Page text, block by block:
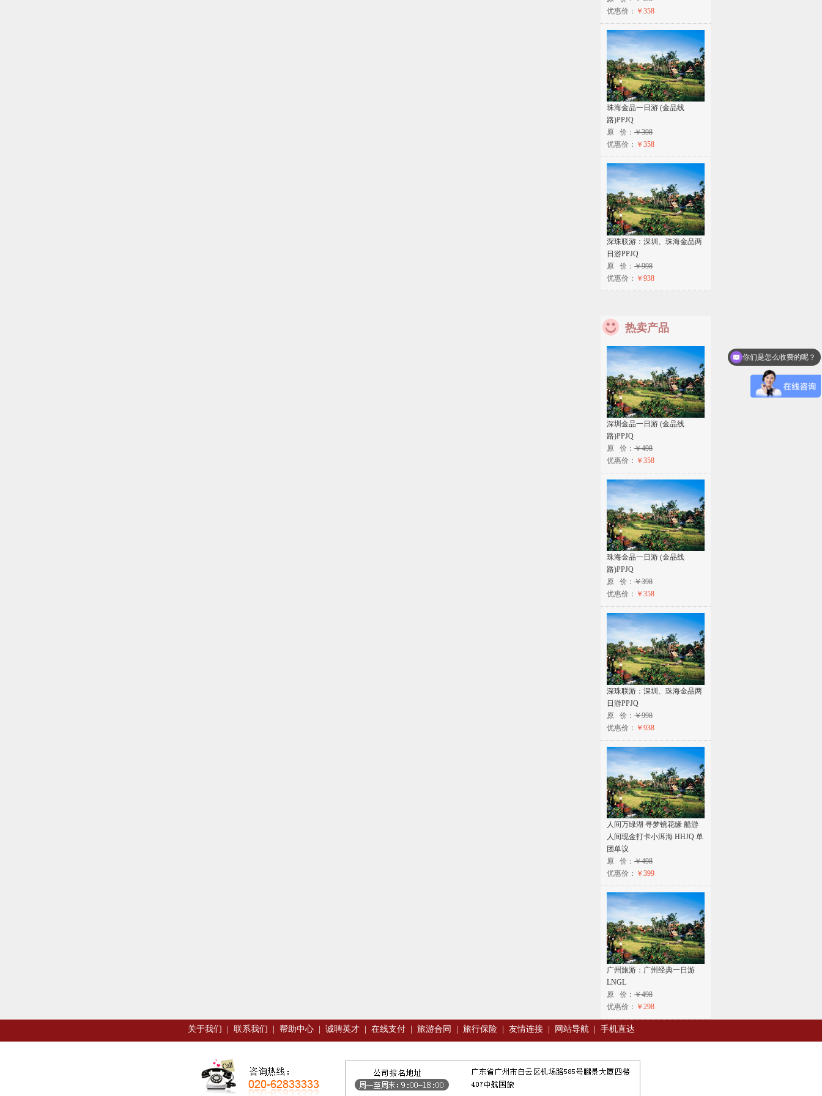
优惠价： ￥358
珠海金品一日游 (金品线
路)PPJQ
原 价： ￥398
优惠价： ￥358
深珠联游：深圳、珠海金品两
日游PPJQ
原 价： ￥998
优惠价： ￥938
热卖产品
深圳金品一日游 (金品线
路)PPJQ
原 价： ￥498
优惠价： ￥358
珠海金品一日游 (金品线
路)PPJQ
原 价： ￥398
优惠价： ￥358
深珠联游：深圳、珠海金品两
日游PPJQ
原 价： ￥998
优惠价： ￥938
人间万绿湖 寻梦镜花缘 船游
人间现金打卡小洱海 HHJQ 单
团单议
原 价： ￥498
优惠价： ￥399
广州旅游：广州经典一日游
LNGL
原 价： ￥498
优惠价： ￥298
关于我们 联系我们 帮助中心 诚聘英才 在线支付 旅游合同 旅行保险 友情连接 网站导航 手机直达
现在有优惠活动么？